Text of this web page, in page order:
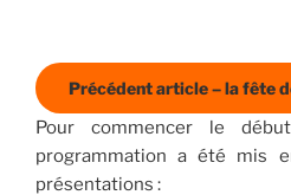
Précédent article – la fête
Pour commencer le
programmation a été mis
présentations :